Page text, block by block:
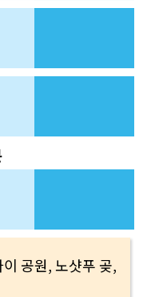
공원, 노샷푸 곶,